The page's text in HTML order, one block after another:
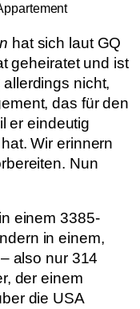
hat sich laut GQ
geheiratet und ist
nicht,
das für den
er eindeutig
Wir erinnern
Nun
einem 3385-
in einem,
also nur 314
der einem
die USA